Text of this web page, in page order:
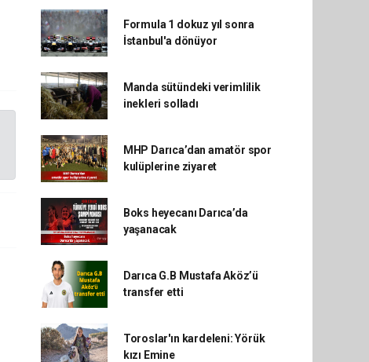
Formula 1 dokuz yıl sonra
İstanbul'a dönüyor
Manda sütündeki verimlilik
inekleri solladı
MHP Darıca’dan amatör spor
kulüplerine ziyaret
Boks heyecanı Darıca’da
yaşanacak
Darıca G.B Mustafa Aköz’ü
transfer etti
Toroslar'ın kardeleni: Yörük
kızı Emine